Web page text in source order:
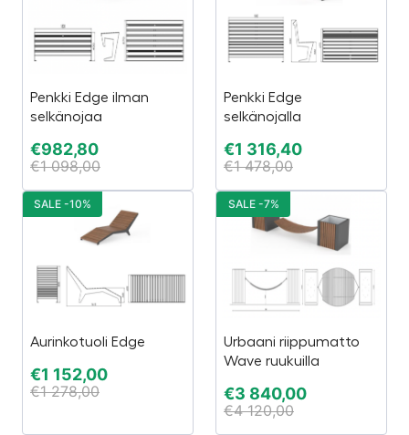
Penkki Edge ilman
selkänojaa
€982,80
€1 098,00
Penkki Edge
selkänojalla
€1 316,40
€1 478,00
Aurinkotuoli Edge
€1 152,00
€1 278,00
SALE -10%
Urbaani riippumatto
Wave ruukuilla
€3 840,00
€4 120,00
SALE -7%